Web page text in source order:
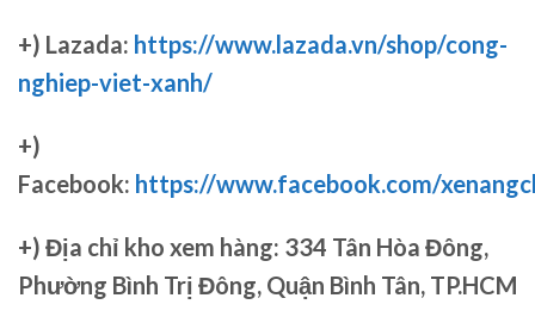
+) Lazada: https://www.lazada.vn/shop/cong-
nghiep-viet-xanh/
+)
Facebook: https://www.facebook.com/
+) Địa chỉ kho xem hàng: 334 Tân Hòa Đông,
Phường Bình Trị Đông, Quận Bình Tân, TP.HCM